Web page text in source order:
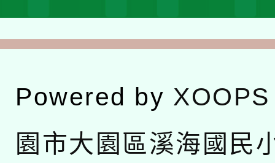
Powered by XOOPS
園市大園區溪海國民